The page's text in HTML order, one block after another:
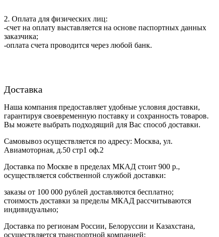
2. Оплата для физических лиц:
-счет на оплату выставляется на основе паспортных данных
заказчика;
-оплата счета проводится через любой банк.
Доставка
Наша компания предоставляет удобные условия доставки,
гарантируя своевременную поставку и сохранность товаров.
Вы можете выбрать подходящий для Вас способ доставки.
Самовывоз осуществляется по адресу: Москва, ул.
Авиамоторная, д.50 стр1 оф.2
Доставка по Москве в пределах МКАД стоит 900 р.,
осуществляется собственной службой доставки:
заказы от 100 000 рублей доставляются бесплатно;
cтоимость доставки за пределы МКАД рассчитываются
индивидуально;
Доставка по регионам России, Белоруссии и Казахстана,
осуществляется транспортной компанией: